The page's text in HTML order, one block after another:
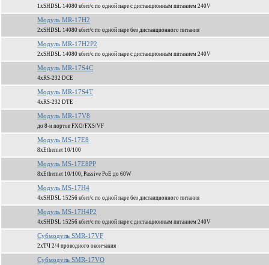
1xSHDSL 14080 кбит/c по одной паре c дистанционным питанием 240V
Модуль MR-17H2
2xSHDSL 14080 кбит/c по одной паре без дистанционного питания
Модуль MR-17H2P2
2xSHDSL 14080 кбит/c по одной паре c дистанционным питанием 240V
Модуль MR-17S4C
4xRS-232 DCE
Модуль MR-17S4T
4xRS-232 DTE
Модуль MR-17V8
до 8-и портов FXO/FXS/VF
Модуль MS-17E8
8xEthernet 10/100
Модуль MS-17E8PP
8xEthernet 10/100, Passive PoE до 60W
Модуль MS-17H4
4xSHDSL 15256 кбит/c по одной паре без дистанционного питания
Модуль MS-17H4P2
4xSHDSL 15256 кбит/c по одной паре c дистанционным питанием 240V
Субмодуль SMR-17VF
2xТЧ 2/4 проводного окончания
Субмодуль SMR-17VO